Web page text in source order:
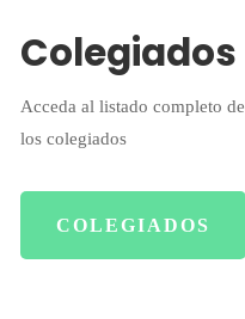
Colegiados
Acceda al listado completo de
los colegiados
COLEGIADOS